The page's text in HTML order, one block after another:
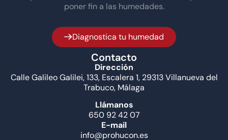
poner fin a las humedades.
Diagnostica tu humedad
Contacto
Dirección
Calle Galileo Galilei, 133, Escalera 1, 29313 Villanueva del
Trabuco, Málaga
Llámanos
650 92 42 07
E-mail
info@prohucon.es